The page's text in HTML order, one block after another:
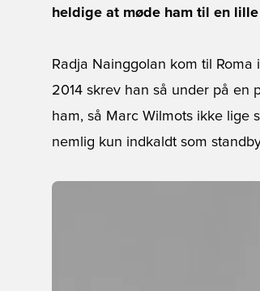
heldige at møde ham til en
Radja Nainggolan kom til
2014 skrev han så under på en
ham, så Marc Wilmots ikke lige
nemlig kun indkaldt som